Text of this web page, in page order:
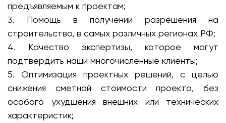
предъявляемым к проектам;
3. Помощь в получении разрешения на
строительство, в самых различных регионах РФ;
4. Качество экспертизы, которое могут
подтвердить наши многочисленные клиенты;
5. Оптимизация проектных решений, с целью
снижения сметной стоимости проекта, без
особого ухудшения внешних или технических
характеристик;